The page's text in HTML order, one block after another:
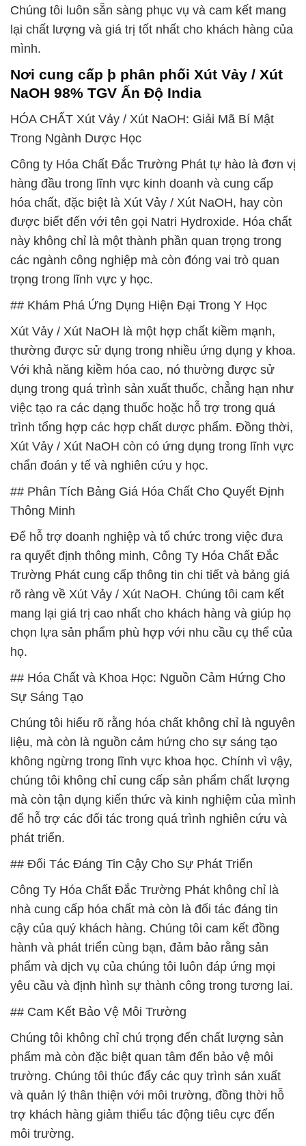
Chúng tôi luôn sẵn sàng phục vụ và cam kết mang
lại chất lượng và giá trị tốt nhất cho khách hàng của
mình.
Nơi cung cấp þ phân phối Xút Vảy / Xút
NaOH 98% TGV Ấn Độ India
HÓA CHẤT Xút Vảy / Xút NaOH: Giải Mã Bí Mật
Trong Ngành Dược Học
Công ty Hóa Chất Đắc Trường Phát tự hào là đơn vị
hàng đầu trong lĩnh vực kinh doanh và cung cấp
hóa chất, đặc biệt là Xút Vảy / Xút NaOH, hay còn
được biết đến với tên gọi Natri Hydroxide. Hóa chất
này không chỉ là một thành phần quan trọng trong
các ngành công nghiệp mà còn đóng vai trò quan
trọng trong lĩnh vực y học.
## Khám Phá Ứng Dụng Hiện Đại Trong Y Học
Xút Vảy / Xút NaOH là một hợp chất kiềm mạnh,
thường được sử dụng trong nhiều ứng dụng y khoa.
Với khả năng kiềm hóa cao, nó thường được sử
dụng trong quá trình sản xuất thuốc, chẳng hạn như
việc tạo ra các dạng thuốc hoặc hỗ trợ trong quá
trình tổng hợp các hợp chất dược phẩm. Đồng thời,
Xút Vảy / Xút NaOH còn có ứng dụng trong lĩnh vực
chẩn đoán y tế và nghiên cứu y học.
## Phân Tích Bảng Giá Hóa Chất Cho Quyết Định
Thông Minh
Để hỗ trợ doanh nghiệp và tổ chức trong việc đưa
ra quyết định thông minh, Công Ty Hóa Chất Đắc
Trường Phát cung cấp thông tin chi tiết và bảng giá
rõ ràng về Xút Vảy / Xút NaOH. Chúng tôi cam kết
mang lại giá trị cao nhất cho khách hàng và giúp họ
chọn lựa sản phẩm phù hợp với nhu cầu cụ thể của
họ.
## Hóa Chất và Khoa Học: Nguồn Cảm Hứng Cho
Sự Sáng Tạo
Chúng tôi hiểu rõ rằng hóa chất không chỉ là nguyên
liệu, mà còn là nguồn cảm hứng cho sự sáng tạo
không ngừng trong lĩnh vực khoa học. Chính vì vậy,
chúng tôi không chỉ cung cấp sản phẩm chất lượng
mà còn tận dụng kiến thức và kinh nghiệm của mình
để hỗ trợ các đối tác trong quá trình nghiên cứu và
phát triển.
## Đối Tác Đáng Tin Cậy Cho Sự Phát Triển
Công Ty Hóa Chất Đắc Trường Phát không chỉ là
nhà cung cấp hóa chất mà còn là đối tác đáng tin
cậy của quý khách hàng. Chúng tôi cam kết đồng
hành và phát triển cùng bạn, đảm bảo rằng sản
phẩm và dịch vụ của chúng tôi luôn đáp ứng mọi
yêu cầu và định hình sự thành công trong tương lai.
## Cam Kết Bảo Vệ Môi Trường
Chúng tôi không chỉ chú trọng đến chất lượng sản
phẩm mà còn đặc biệt quan tâm đến bảo vệ môi
trường. Chúng tôi thúc đẩy các quy trình sản xuất
và quản lý thân thiện với môi trường, đồng thời hỗ
trợ khách hàng giảm thiểu tác động tiêu cực đến
môi trường.